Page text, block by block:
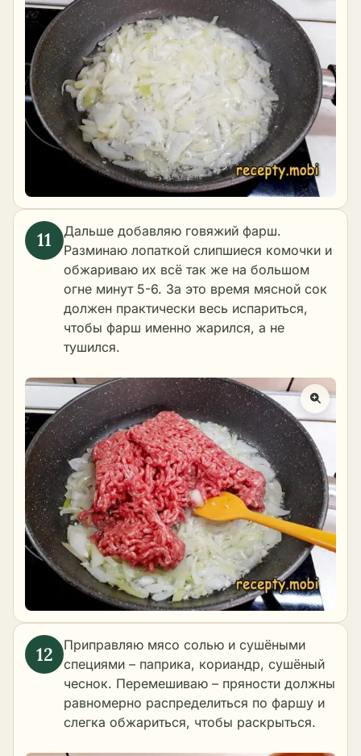
Дальше добавляю говяжий фарш.
Разминаю лопаткой слипшиеся комочки и
обжариваю их всё так же на большом
огне минут 5-6. За это время мясной сок
должен практически весь испариться,
чтобы фарш именно жарился, а не
тушился.
Приправляю мясо солью и сушёными
специями – паприка, кориандр, сушёный
чеснок. Перемешиваю – пряности должны
равномерно распределиться по фаршу и
слегка обжариться, чтобы раскрыться.